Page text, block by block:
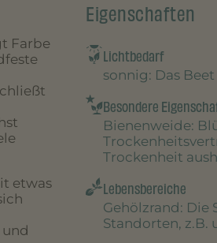
Farbe
etwas
Eigenschaften
Lichtbedarf
sonnig: Das
Besondere
Bienenweide:
Trockenheit
Lebensbereiche
Gehölzrand: Die
Standorten, z.B.